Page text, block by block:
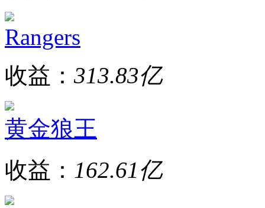
Rangers
收益： 313.83亿
黄金狼王
收益： 162.61亿